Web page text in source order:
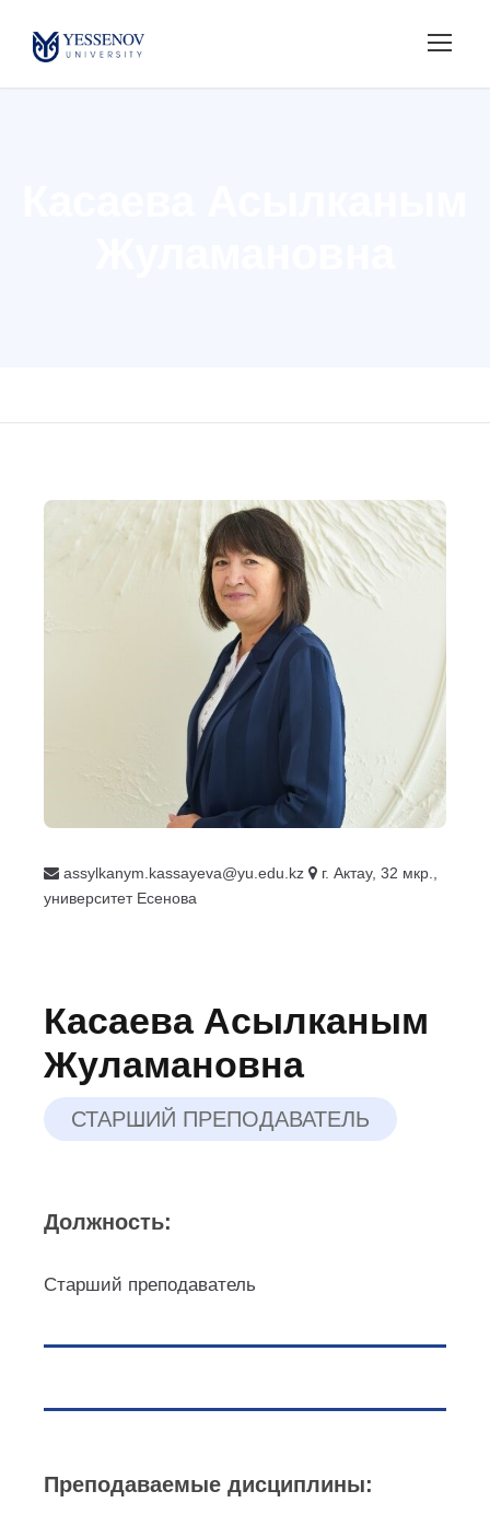
assylkanym.kassayeva@yu.edu.kz
г. Актау, 32 мкр.,
университет Есенова
Касаева Асылканым
Жуламановна
СТАРШИЙ ПРЕПОДАВАТЕЛЬ
Должность:
Старший преподаватель
Преподаваемые дисциплины: